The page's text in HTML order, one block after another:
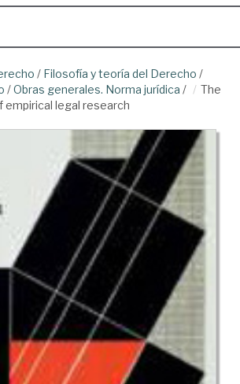
/ Filosofía y teoría del Derecho /
/Obras generales. Norma jurídica /
The
empirical legal research